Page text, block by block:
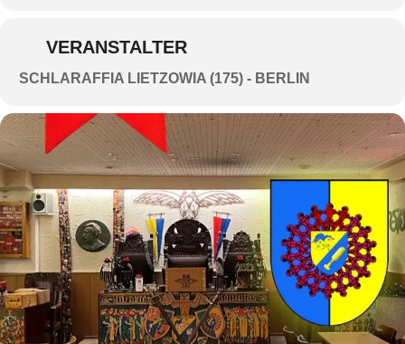
VERANSTALTER
SCHLARAFFIA LIETZOWIA (175) - BERLIN